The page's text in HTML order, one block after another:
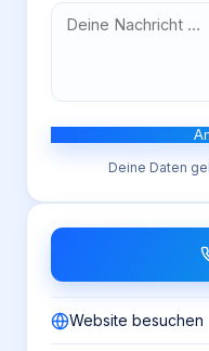
Deine Daten
Website besuchen